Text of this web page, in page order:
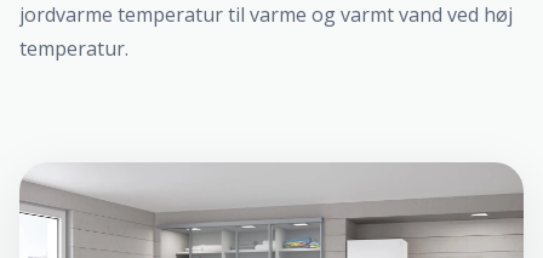
jordvarme temperatur til varme og varmt vand ved høj
temperatur.